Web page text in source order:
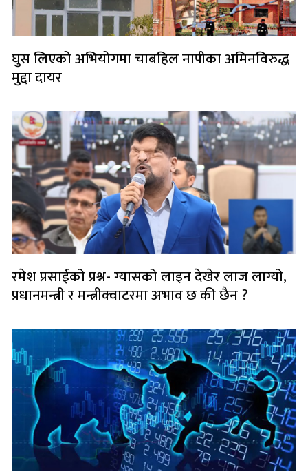
घुस लिएको अभियोगमा चाबहिल नापीका अमिनविरुद्ध
मुद्दा दायर
रमेश प्रसाईको प्रश्न- ग्यासको लाइन देखेर लाज लाग्यो,
प्रधानमन्त्री र मन्त्रीक्वाटरमा अभाव छ की छैन ?